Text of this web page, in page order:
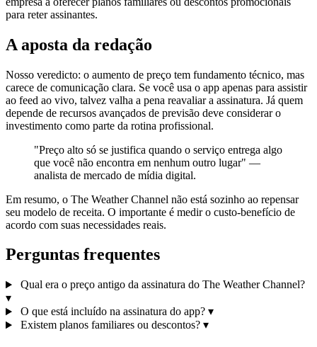
para reter assinantes.
A aposta da redação
Nosso veredicto: o aumento de preço tem fundamento técnico, mas
carece de comunicação clara. Se você usa o app apenas para assistir
ao feed ao vivo, talvez valha a pena reavaliar a assinatura. Já quem
depende de recursos avançados de previsão deve considerar o
investimento como parte da rotina profissional.
"Preço alto só se justifica quando o serviço entrega algo
que você não encontra em nenhum outro lugar" —
analista de mercado de mídia digital.
Em resumo, o The Weather Channel não está sozinho ao repensar
seu modelo de receita. O importante é medir o custo‑benefício de
acordo com suas necessidades reais.
Perguntas frequentes
Qual era o preço antigo da assinatura do The Weather Channel?
▾
O que está incluído na assinatura do app? ▾
Existem planos familiares ou descontos? ▾